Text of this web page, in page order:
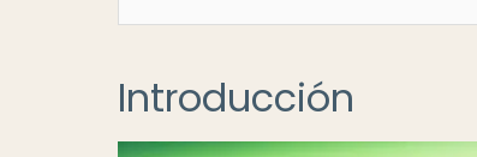
Introducción